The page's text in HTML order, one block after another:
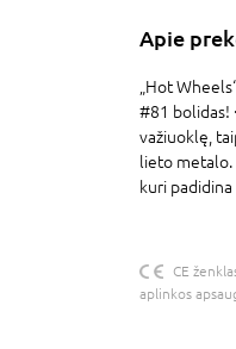
Apie
„Hot
#81 bolidas!
važiuoklę,
lieto metalo.
kuri
CE
aplinkos